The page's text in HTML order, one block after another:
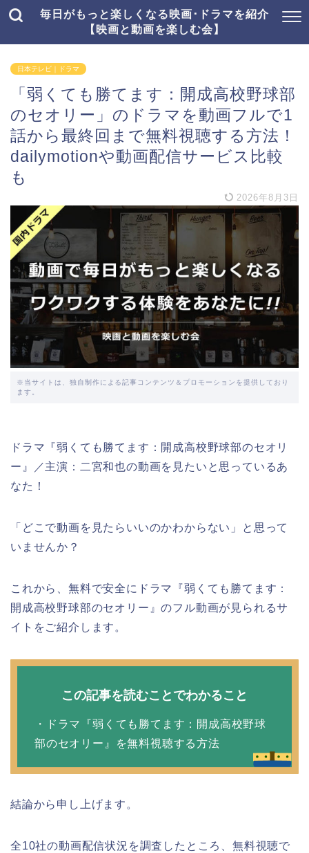
毎日がもっと楽しくなる映画･ドラマを紹介
【映画と動画を楽しむ会】
日本テレビ｜ドラマ
「弱くても勝てます：開成高校野球部
のセオリー」のドラマを動画フルで1
話から最終回まで無料視聴する方法！
dailymotionや動画配信サービス比較
も
2026年8月3日
※当サイトは、独自制作による記事コンテンツ＆プロモーションを提供しており
ます。
ドラマ『弱くても勝てます：開成高校野球部のセオリ
ー』／主演：二宮和也の動画を見たいと思っているあ
なた！
「どこで動画を見たらいいのかわからない」と思って
いませんか？
これから、無料で安全にドラマ『弱くても勝てます：
開成高校野球部のセオリー』のフル動画が見られるサ
イトをご紹介します。
この記事を読むことでわかること
・ドラマ『弱くても勝てます：開成高校野球
部のセオリー』を無料視聴する方法
結論から申し上げます。
全10社の動画配信状況を調査したところ、無料視聴で